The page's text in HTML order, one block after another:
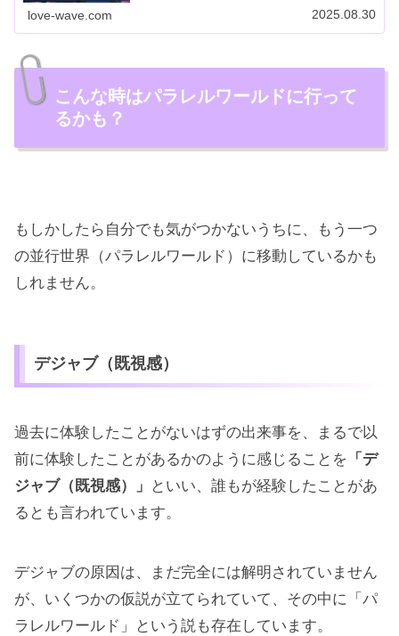
love-wave.com 2025.08.30
こんな時はパラレルワールドに行って
るかも？
もしかしたら自分でも気がつかないうちに、もう一つ
の並行世界（パラレルワールド）に移動しているかも
しれません。
デジャブ（既視感）
過去に体験したことがないはずの出来事を、まるで以
前に体験したことがあるかのように感じることを 「デ
ジャブ（既視感）」
といい、誰もが経験したことがあ
るとも言われています。
デジャブの原因は、まだ完全には解明されていません
が、いくつかの仮説が立てられていて、その中に「パ
ラレルワールド」という説も存在しています。